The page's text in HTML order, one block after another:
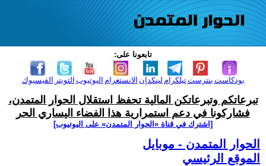
تابعونا على:
الفيسبوك التويتر اليوتيوب الانستغرام لينكدإن تيلكرامبنترست بودكاست
تبرعاتكم وتبرعاتكن المالية تحفظ استقلال الحوار المتمدن،
فشاركونا في دعم استمرارية هذا الفضاء اليساري الحر
[اشترك في قناة ‫«الحوار المتمدن» على اليوتيوب]
الحوار المتمدن - موبايل
الموقع الرئيسي